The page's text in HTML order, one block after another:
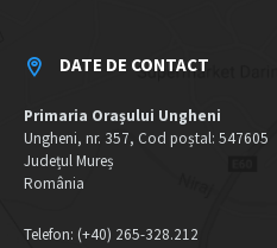
DATE DE CONTACT
Primaria Orașului Ungheni
Ungheni, nr. 357, Cod poștal: 547605
Județul Mureș
România
Telefon: (+40) 265-328.212